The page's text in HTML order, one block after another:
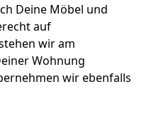
Deine Möbel und
auf
wir am
Wohnung
wir ebenfalls